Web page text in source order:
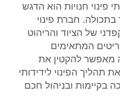
פינוי חנויות הוא הדגש
בתכולה. חברת פינוי
של הציוד והריהוט
המתאימים
מאפשר להקטין את
תהליך הפינוי לידידותי
בקיימות ובניהול חכם